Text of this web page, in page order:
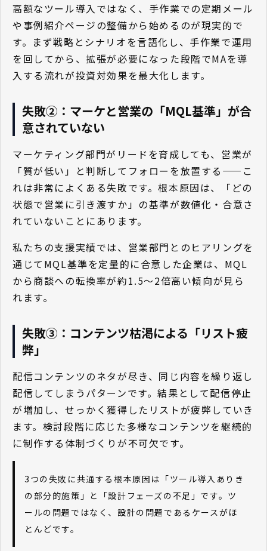
高額なツール導入ではなく、手作業での定期メール
や事例紹介ページの整備から始めるのが現実的で
す。まず戦略とシナリオを言語化し、手作業で運用
を回してから、拡張が必要になった段階でMAを導
入する流れが投資対効果を最大化します。
失敗②：マーケと営業の「MQL基準」が合
意されていない
マーケティング部門がリードを育成しても、営業が
「質が低い」と判断してフォローを放置する——こ
れは非常によくある失敗です。根本原因は、「どの
状態で営業に引き渡すか」の基準が数値化・合意さ
れていないことにあります。
私たちの支援実績では、営業部門とのヒアリングを
通じてMQL基準を定量的に合意した企業は、MQL
から商談への転換率が約1.5〜2倍高い傾向が見ら
れます。
失敗③：コンテンツ枯渇による「リスト疲
弊」
配信コンテンツのネタが尽き、同じ内容を繰り返し
配信してしまうパターンです。結果として配信停止
が増加し、せっかく獲得したリストが疲弊していき
ます。検討段階に応じた多様なコンテンツを継続的
に制作する体制づくりが不可欠です。
3つの失敗に共通する根本原因は「ツール導入ありき
の部分的施策」と「設計フェーズの不足」です。ツ
ールの問題ではなく、設計の問題であるケースがほ
とんどです。